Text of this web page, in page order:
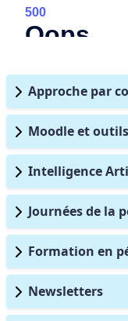
Approche par
Moodle et
Intelligence
Journées de la
Formation en
Newsletters